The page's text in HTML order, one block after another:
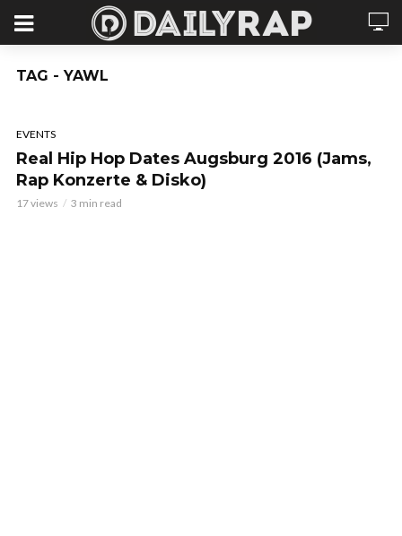
TAG - YAWL
EVENTS
Real Hip Hop Dates Augsburg 2016 (Jams,
Rap Konzerte & Disko)
17 views 3 min read